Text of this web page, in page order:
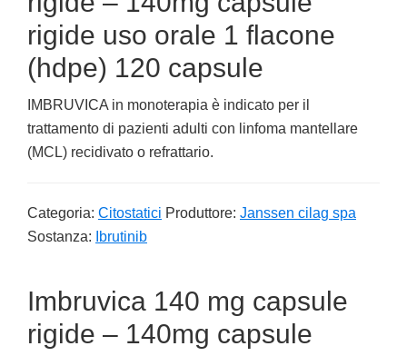
rigide uso orale 1 flacone
(hdpe) 120 capsule
IMBRUVICA in monoterapia è indicato per il
trattamento di pazienti adulti con linfoma mantellare
(MCL) recidivato o refrattario.
Categoria: Citostatici Produttore: Janssen cilag spa
Sostanza:
Ibrutinib
Imbruvica 140 mg capsule
rigide – 140mg capsule